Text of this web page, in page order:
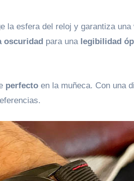
la esfera del reloj y garantiza
oscuridad para una legibilidad
perfecto en la muñeca. Con una